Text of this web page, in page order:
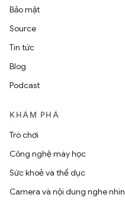
Bảo mật
Source
Tin tức
Blog
Podcast
KHÁM PHÁ
Trò chơi
Công nghệ máy học
Sức khoẻ và thể dục
Camera và nội dung nghe nhìn